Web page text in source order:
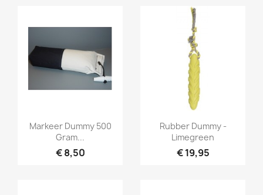
Snel bekijken
Markeer Dummy 500
Gram...
€ 8,50
Snel bekijken
Rubber Dummy -
Limegreen
€ 19,95